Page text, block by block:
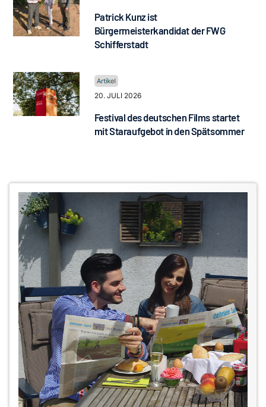
Patrick Kunz ist
Bürgermeisterkandidat der FWG
Schifferstadt
20. JULI 2026
Festival des deutschen Films startet
mit Staraufgebot in den Spätsommer